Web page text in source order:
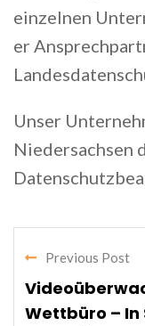
einzelnen
er
Unser
Niedersachsen
Previous Post
Wettbüro –